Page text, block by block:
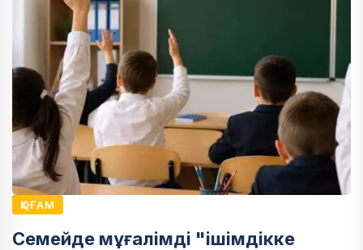
ҚОҒАМ
Семейде мұғалімді "ішімдікке